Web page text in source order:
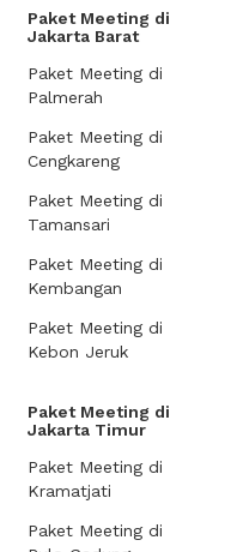
Paket Meeting di
Jakarta Barat
Paket Meeting di
Palmerah
Paket Meeting di
Cengkareng
Paket Meeting di
Tamansari
Paket Meeting di
Kembangan
Paket Meeting di
Kebon Jeruk
Paket Meeting di
Jakarta Timur
Paket Meeting di
Kramatjati
Paket Meeting di